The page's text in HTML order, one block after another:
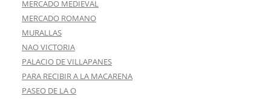
MERCADO MEDIEVAL
MERCADO ROMANO
MURALLAS
NAO VICTORIA
PALACIO DE VILLAPANES
PARA RECIBIR A LA MACARENA
PASEO DE LA O